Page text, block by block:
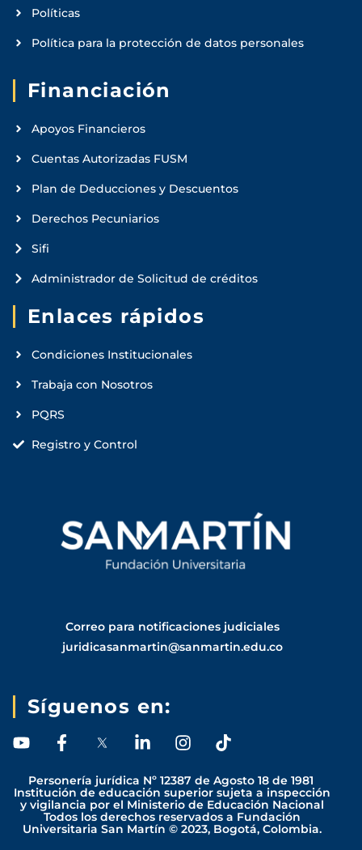
Políticas
Política para la protección de datos personales
Financiación
Apoyos Financieros
Cuentas Autorizadas FUSM
Plan de Deducciones y Descuentos
Derechos Pecuniarios
Sifi
Administrador de Solicitud de créditos
Enlaces rápidos
Condiciones Institucionales
Trabaja con Nosotros
PQRS
Registro y Control
Correo para notificaciones judiciales
juridicasanmartin@sanmartin.edu.co
Síguenos en:
Y
u
t
u
b
F
c
e
b
o
L
n
k
e
d
I
s
t
a
g
T
k
t
o
k
Personería jurídica Nº 12387 de Agosto 18 de 1981
Institución de educación superior sujeta a inspección
y vigilancia por el Ministerio de Educación Nacional
Todos los derechos reservados a Fundación
Universitaria San Martín © 2023, Bogotá, Colombia.